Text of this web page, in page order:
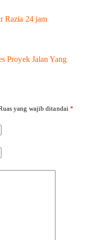
Razia 24 jam
Proyek Jalan Yang
yang wajib ditandai*